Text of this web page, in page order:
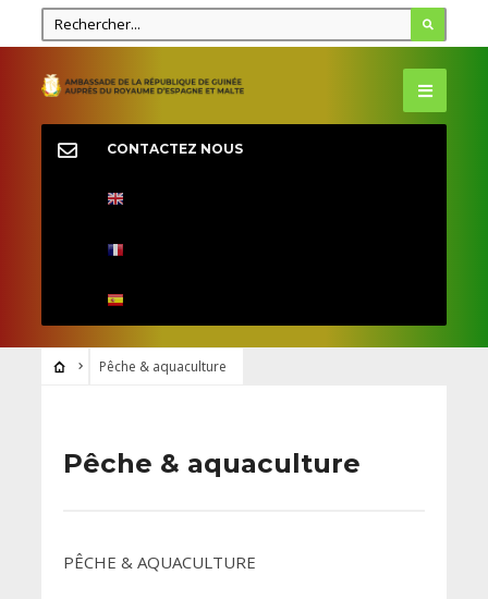
CONTACTEZ NOUS
Pêche & aquaculture
Pêche & aquaculture
PÊCHE & AQUACULTURE